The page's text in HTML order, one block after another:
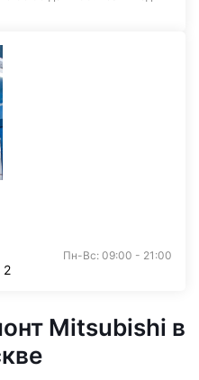
Пн-Вс: 09:00 - 21:00
2
Mitsubishi в